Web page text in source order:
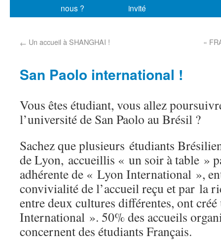
nous ?
invité
← Un accueil à SHANGHAI ! «
San Paolo international !
Vous êtes étudiant, vous allez
l’université de San Paolo au Brésil ?
Sachez que plusieurs étudiants
de Lyon, accueillis « un soir à table »
adhérente de « Lyon International »,
convivialité de l’accueil reçu et par la
entre deux cultures différentes, ont
International ». 50% des accueils
concernent des étudiants Français.